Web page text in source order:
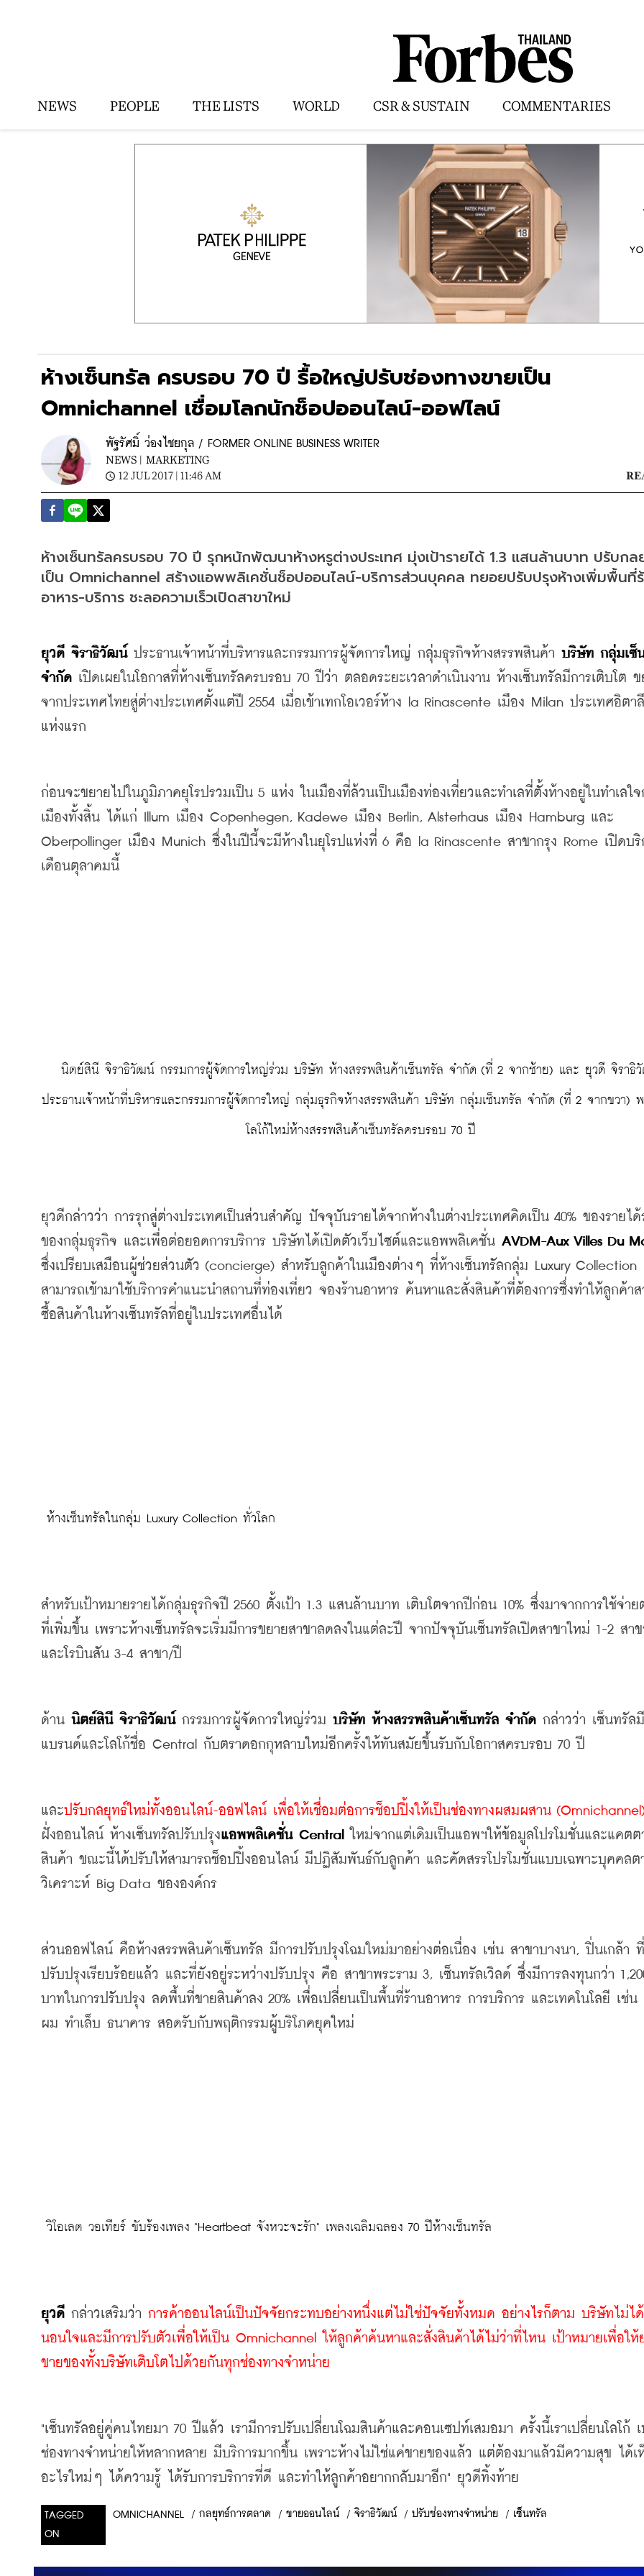
NEWS PEOPLE THE LISTS WORLD CSR & SUSTAIN COMMENTARIES
ห้างเซ็นทรัล ครบรอบ 70 ปี รื้อใหญ่ปรับช่องทางขายเป็น
Omnichannel เชื่อมโลกนักช็อปออนไลน์-ออฟไลน์
พัฐรัศมิ์ ว่องไชยกุล / FORMER ONLINE BUSINESS WRITER
NEWS | MARKETING
12 JUL 2017 | 11:46 AM
ห้างเซ็นทรัลครบรอบ 70 ปี รุกหนักพัฒนาห้างหรูต่างประเทศ มุ่งเป้ารายได้ 1.3 แสนล้านบาท ปรับกล
เป็น Omnichannel สร้างแอพพลิเคชั่นช็อปออนไลน์-บริการส่วนบุคคล ทยอยปรับปรุงห้างเพิ่มพื้นที่
อาหาร-บริการ ชะลอความเร็วเปิดสาขาใหม่
ยุวดี จิราธิวัฒน์ ประธานเจ้าหน้าที่บริหารและกรรมการผู้จัดการใหญ่ กลุ่มธุรกิจห้างสรรพสินค้า บริษัท กลุ่มเซ็
จำกัด เปิดเผยในโอกาสที่ห้างเซ็นทรัลครบรอบ 70 ปีว่า ตลอดระยะเวลาดำเนินงาน ห้างเซ็นทรัลมีการเติบโต ข
จากประเทศไทยสู่ต่างประเทศตั้งแต่ปี 2554 เมื่อเข้าเทกโอเวอร์ห้าง la Rinascente เมือง Milan ประเทศอิตา
แห่งแรก
ก่อนจะขยายไปในภูมิภาคยุโรปรวมเป็น 5 แห่ง ในเมืองที่ล้วนเป็นเมืองท่องเที่ยวและทำเลที่ตั้งห้างอยู่ในทำเลใจ
เมืองทั้งสิ้น ได้แก่ Illum เมือง Copenhegen, Kadewe เมือง Berlin, Alsterhaus เมือง Hamburg และ
Oberpollinger เมือง Munich ซึ่งในปีนี้จะมีห้างในยุโรปแห่งที่ 6 คือ la Rinascente สาขากรุง Rome เปิดบริ
เดือนตุลาคมนี้
ประธานเจ้าหน้าที่บริหารและกรรมการผู้จัดการใหญ่ กลุ่มธุรกิจห้างสรรพสินค้า บริษัท กลุ่มเซ็นทรัล จำกัด (ที่ 2 จากขวา)
โลโก้ใหม่ห้างสรรพสินค้าเซ็นทรัลครบรอบ 70 ปี
ยุวดีกล่าวว่า การรุกสู่ต่างประเทศเป็นส่วนสำคัญ ปัจจุบันรายได้จากห้างในต่างประเทศคิดเป็น 40% ของรายได้
ของกลุ่มธุรกิจ และเพื่อต่อยอดการบริการ บริษัทได้เปิดตัวเว็บไซต์และแอพพลิเคชั่น AVDM-Aux Villes Du
ซึ่งเปรียบเสมือนผู้ช่วยส่วนตัว (concierge) สำหรับลูกค้าในเมืองต่างๆ ที่ห้างเซ็นทรัลกลุ่ม Luxury Collection
สามารถเข้ามาใช้บริการคำแนะนำสถานที่ท่องเที่ยว จองร้านอาหาร ค้นหาและสั่งสินค้าที่ต้องการซึ่งทำให้ลูกค้าส
ซื้อสินค้าในห้างเซ็นทรัลที่อยู่ในประเทศอื่นได้
ห้างเซ็นทรัลในกลุ่ม Luxury Collection ทั่วโลก
สำหรับเป้าหมายรายได้กลุ่มธุรกิจปี 2560 ตั้งเป้า 1.3 แสนล้านบาท เติบโตจากปีก่อน 10% ซึ่งมาจากการใช้จ่า
ที่เพิ่มขึ้น เพราะห้างเซ็นทรัลจะเริ่มมีการขยายสาขาลดลงในแต่ละปี จากปัจจุบันเซ็นทรัลเปิดสาขาใหม่ 1-2 สา
และโรบินสัน 3-4 สาขา/ปี
ด้าน นิตย์สินี จิราธิวัฒน์ กรรมการผู้จัดการใหญ่ร่วม บริษัท ห้างสรรพสินค้าเซ็นทรัล จำกัด กล่าวว่า เซ็นทรัล
แบรนด์และโลโก้ชื่อ Central กับตราดอกกุหลาบใหม่อีกครั้งให้ทันสมัยขึ้นรับกับโอกาสครบรอบ 70 ปี
และปรับกลยุทธ์ใหม่ทั้งออนไลน์-ออฟไลน์ เพื่อให้เชื่อมต่อการช็อปปิ้งให้เป็นช่องทางผสมผสาน
ฝั่งออนไลน์ ห้างเซ็นทรัลปรับปรุงแอพพลิเคชั่น Central
ใหม่จากแต่เดิมเป็นแอพฯให้ข้อมูลโปรโมชั่นและแคตต
สินค้า ขณะนี้ได้ปรับให้สามารถช็อปปิ้งออนไลน์ มีปฏิสัมพันธ์กับลูกค้า และคัดสรรโปรโมชั่นแบบเฉพาะบุคคลต
วิเคราะห์ Big Data ขององค์กร
ส่วนออฟไลน์ คือห้างสรรพสินค้าเซ็นทรัล มีการปรับปรุงโฉมใหม่มาอย่างต่อเนื่อง เช่น สาขาบางนา, ปิ่นเกล้า ที่
ปรับปรุงเรียบร้อยแล้ว และที่ยังอยู่ระหว่างปรับปรุง คือ สาขาพระราม 3, เซ็นทรัลเวิลด์ ซึ่งมีการลงทุนกว่า
บาทในการปรับปรุง ลดพื้นที่ขายสินค้าลง 20% เพื่อเปลี่ยนเป็นพื้นที่ร้านอาหาร การบริการ และเทคโนโลยี เช่น
ผม ทำเล็บ ธนาคาร สอดรับกับพฤติกรรมผู้บริโภคยุคใหม่
วิโอเลต วอเทียร์ ขับร้องเพลง "Heartbeat จังหวะจะรัก" เพลงเฉลิมฉลอง 70 ปีห้างเซ็นทรัล
ยุวดี กล่าวเสริมว่า การค้าออนไลน์เป็นปัจจัยกระทบอย่างหนึ่งแต่ไม่ใช่ปัจจัยทั้งหมด อย่างไรก็ตาม บริษัทไม่ไ
นอนใจและมีการปรับตัวเพื่อให้เป็น Omnichannel ให้ลูกค้าค้นหาและสั่งสินค้าได้ไม่ว่าที่ไหน เป้าหมายเพื่อให้
ขายของทั้งบริษัทเติบโตไปด้วยกันทุกช่องทางจำหน่าย
"เซ็นทรัลอยู่คู่คนไทยมา 70 ปีแล้ว เรามีการปรับเปลี่ยนโฉมสินค้าและคอนเซปท์เสมอมา ครั้งนี้เราเปลี่ยนโลโก้
ช่องทางจำหน่ายให้หลากหลาย มีบริการมากขึ้น เพราะห้างไม่ใช่แค่ขายของแล้ว แต่ต้องมาแล้วมีความสุข ได้เ
อะไรใหม่ๆ ได้ความรู้ ได้รับการบริการที่ดี และทำให้ลูกค้าอยากกลับมาอีก" ยุวดีทิ้งท้าย
TAGGED
ON
OMNICHANNEL / กลยุทธ์การตลาด / ขายออนไลน์ / จิราธิวัฒน์ / ปรับช่องทางจำหน่าย / เซ็นทรัล